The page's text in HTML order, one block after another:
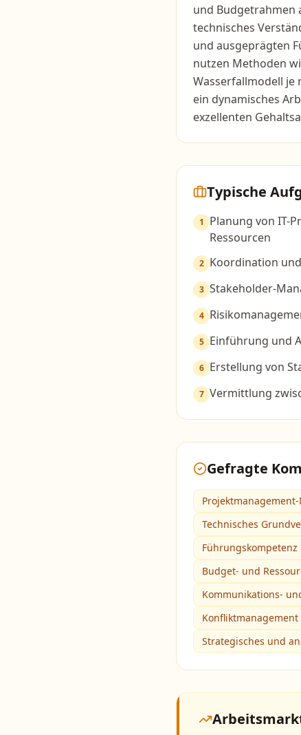
und Budgetrahmen
technisches
und ausgeprägten
nutzen Methoden
Wasserfallmodell
ein dynamisches
exzellenten
Typische
1
Planung von IT-
Ressourcen
2 Koordination
3 Stakeholder-
4
5 Einführung und
6 Erstellung von
7 Vermittlung
Gefragte
Projektmanagement-
Technisches
Budget- und
Kommunikations-
Strategisches und